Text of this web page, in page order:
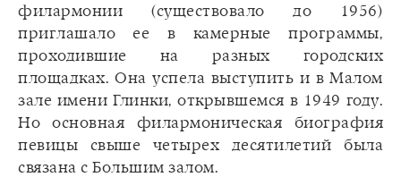
филармонии (существовало до 1956)
приглашало ее в камерные программы,
проходившие на разных городских
площадках. Она успела выступить и в Малом
зале имени Глинки, открывшемся в 1949 году.
Но основная филармоническая биография
певицы свыше четырех десятилетий была
связана с Большим залом.